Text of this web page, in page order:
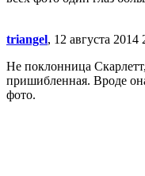
triangel, 12 августа 2014
Не поклонница
пришибленная. Вроде
фото.